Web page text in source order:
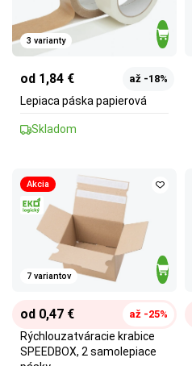
3 varianty
od 1,84 € až -18%
Lepiaca páska papierová
Skladom
Akcia
7 variantov
od 0,47 € až -25%
Rýchlouzatváracie krabice
SPEEDBOX, 2 samolepiace